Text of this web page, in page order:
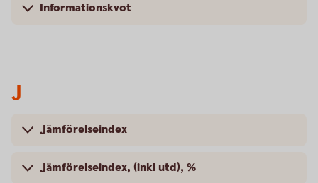
Informationskvot
J
Jämförelseindex
Jämförelseindex, (inkl utd), %